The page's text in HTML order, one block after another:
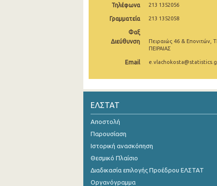
Φεβρουαρίου 2025
Ιανουαρίου 2025
Δεκεμβρίου 2024
Οκτωβρίου 2024
Σεπτεμβρίου 2024
Αυγούστου 2024
Ιουνίου 2024
Τηλέφωνα 213 1352056
Γραμματεία 213 1352058
Φαξ
Διεύθυνση
Πειραιώς 46 & Επονιτών,
ΠΕΙΡΑΙΑΣ
Email
ΕΛΣΤΑΤ
Αποστολή
Παρουσίαση
Ιστορική ανασκόπηση
Θεσμικό Πλαίσιο
Διαδικασία επιλογής Προέδρου ΕΛΣΤΑΤ
Οργανόγραμμα